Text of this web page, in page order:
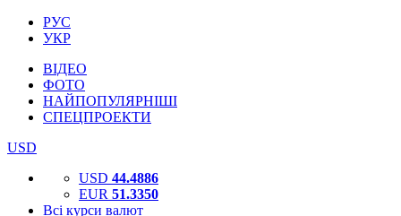
РУС
УКР
ВІДЕО
ФОТО
НАЙПОПУЛЯРНІШІ
СПЕЦПРОЕКТИ
USD
USD 44.4886
EUR 51.3350
Всі курси валют